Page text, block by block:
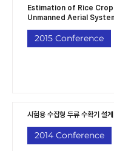
Estimation of Rice
Unmanned Aerial
2015 Conference
시험용 수집형 두류 수확기 설
2014 Conference